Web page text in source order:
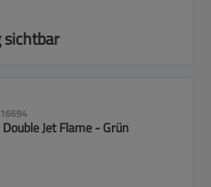
sichtbar
Jet Flame - Grün